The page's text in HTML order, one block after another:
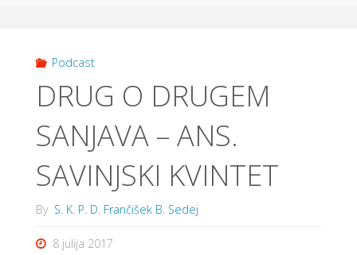
Podcast
DRUG O DRUGEM
SANJAVA – ANS.
SAVINJSKI KVINTET
By S. K. P. D. Frančišek B. Sedej
8 julija 2017